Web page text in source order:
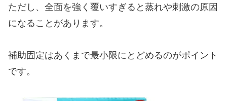
ただし、全面を強く覆いすぎると蒸れや刺激の原因
になることがあります。
補助固定はあくまで最小限にとどめるのがポイント
です。